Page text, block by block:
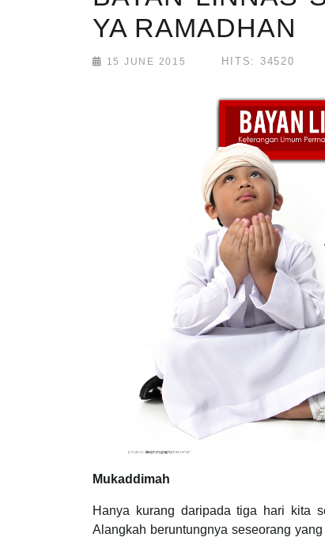
YA RAMADHAN
15 JUNE 2015 HITS: 34520
Mukaddimah
Hanya kurang daripada tiga hari kita
Alangkah beruntungnya seseorang